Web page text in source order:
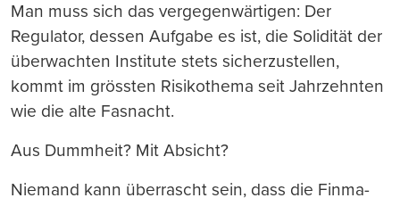
Man muss sich das vergegenwärtigen: Der
Regulator, dessen Aufgabe es ist, die Solidität der
überwachten Institute stets sicherzustellen,
kommt im grössten Risikothema seit Jahrzehnten
wie die alte Fasnacht.
Aus Dummheit? Mit Absicht?
Niemand kann überrascht sein, dass die Finma-